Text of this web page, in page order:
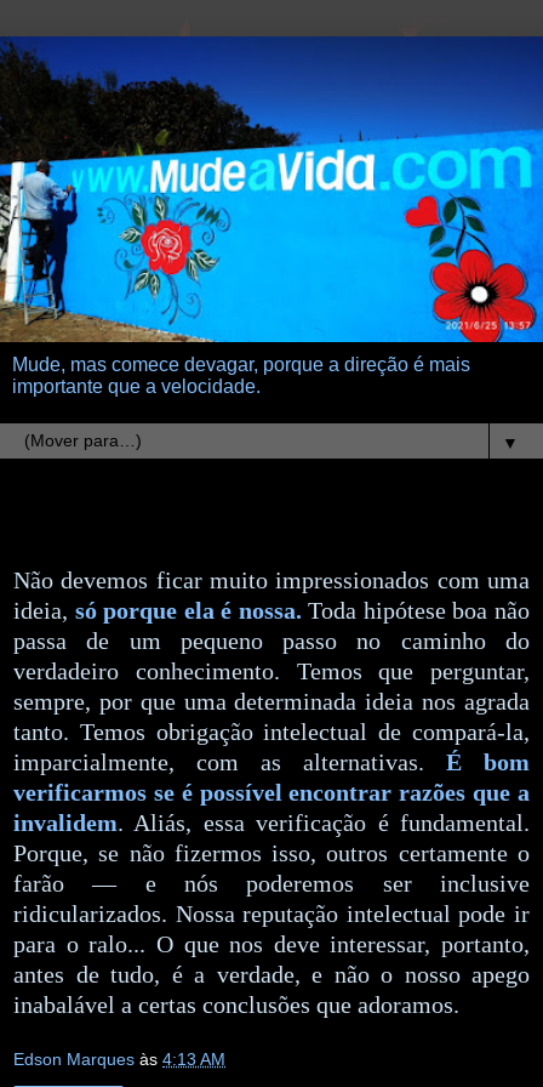
Mude, mas comece devagar, porque a direção é mais
importante que a velocidade.
▼
Não devemos ficar muito impressionados com uma
ideia, só porque ela é nossa. Toda hipótese boa não
passa de um pequeno passo no caminho do
verdadeiro conhecimento. Temos que perguntar,
sempre, por que uma determinada ideia nos agrada
tanto. Temos obrigação intelectual de compará-la,
imparcialmente, com as alternativas. É bom
verificarmos se é possível encontrar razões que a
invalidem. Aliás, essa verificação é fundamental.
Porque, se não fizermos isso, outros certamente o
farão — e nós poderemos ser inclusive
ridicularizados. Nossa reputação intelectual pode ir
para o ralo... O que nos deve interessar, portanto,
antes de tudo, é a verdade, e não o nosso apego
inabalável a certas conclusões que adoramos.
Edson Marques às 4:13 AM